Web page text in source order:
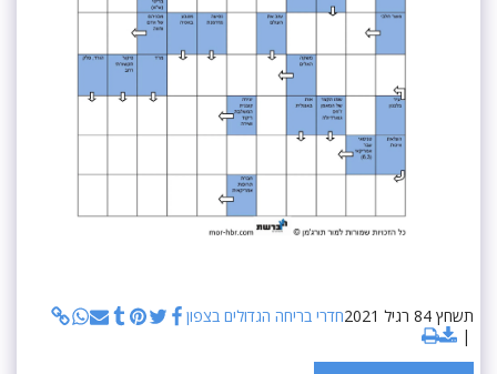
תשחץ 84 רגיל 2021 חדרי בריחה הגדולים בצפון